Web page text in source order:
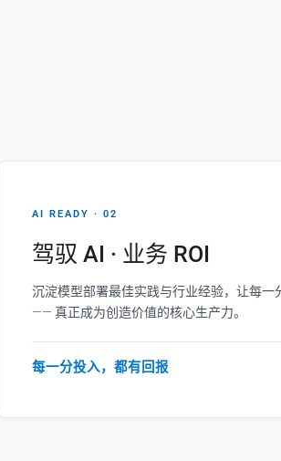
AI READY · 02
驾驭 AI · 业务 ROI
沉淀模型部署最佳实践与行业经验，让每一
—— 真正成为创造价值的核心生产力。
每一分投入，都有回报